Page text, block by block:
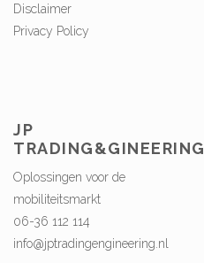
Disclaimer
Privacy Policy
JP
TRADING&GINEERING
Oplossingen voor de
mobiliteitsmarkt
06-36 112 114
info@jptradingengineering.nl